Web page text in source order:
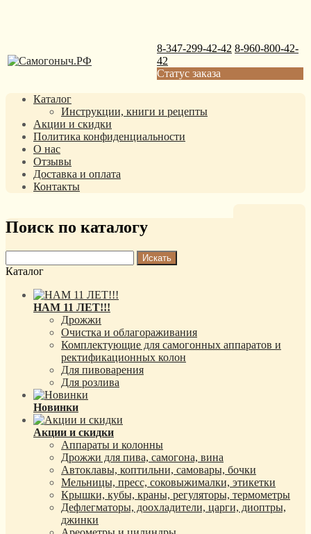
8-347-299-42-42 8-960-800-42-
42
Статус заказа
Каталог
Инструкции, книги и рецепты
Акции и скидки
Политика конфиденциальности
О нас
Отзывы
Доставка и оплата
Контакты
Поиск по каталогу
Каталог
НАМ 11 ЛЕТ!!!
Дрожжи
Очистка и облагораживания
Комплектующие для самогонных аппаратов и
ректификационных колон
Для пивоварения
Для розлива
Новинки
Акции и скидки
Аппараты и колонны
Дрожжи для пива, самогона, вина
Автоклавы, коптильни, самовары, бочки
Мельницы, пресс, соковыжималки, этикетки
Крышки, кубы, краны, регуляторы, термометры
Дефлегматоры, доохладители, царги, диоптры,
джинки